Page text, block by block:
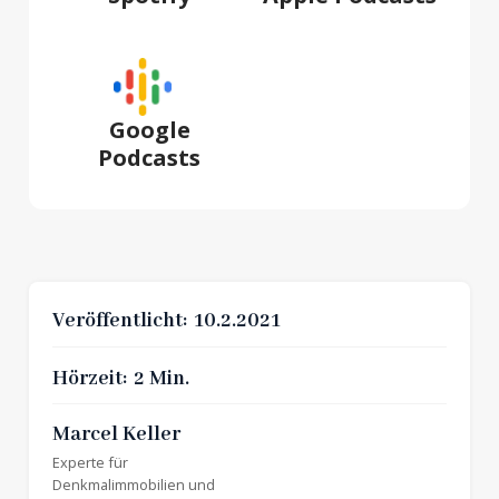
Veröffentlicht: 10.2.2021
Hörzeit: 2 Min.
Marcel Keller
Experte für
Denkmalimmobilien und
Google
Podcasts